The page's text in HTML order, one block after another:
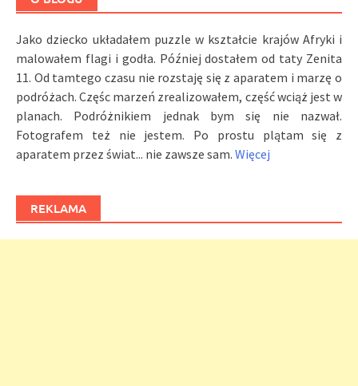
Jako dziecko układałem puzzle w kształcie krajów Afryki i
malowałem flagi i godła. Później dostałem od taty Zenita
11. Od tamtego czasu nie rozstaję się z aparatem i marzę o
podróżach. Częśc marzeń zrealizowałem, część wciąż jest w
planach. Podróżnikiem jednak bym się nie nazwał.
Fotografem też nie jestem. Po prostu plątam się z
aparatem przez świat... nie zawsze sam. Więcej
REKLAMA